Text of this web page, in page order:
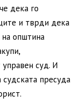
дека го
и тврди дека
општина
суд. И
судската пресуда